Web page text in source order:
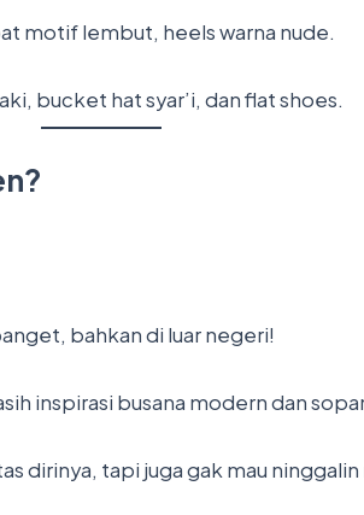
motif lembut, heels warna nude.
bucket hat syar’i, dan flat shoes.
bahkan di luar negeri!
inspirasi busana modern dan
dirinya, tapi juga gak mau